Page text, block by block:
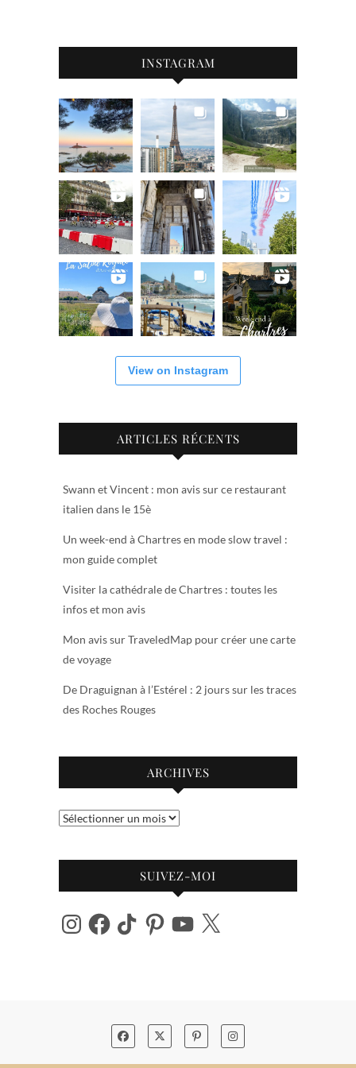
INSTAGRAM
View on Instagram
ARTICLES RÉCENTS
Swann et Vincent : mon avis sur ce restaurant
italien dans le 15è
Un week-end à Chartres en mode slow travel :
mon guide complet
Visiter la cathédrale de Chartres : toutes les
infos et mon avis
Mon avis sur TraveledMap pour créer une carte
de voyage
De Draguignan à l’Estérel : 2 jours sur les traces
des Roches Rouges
ARCHIVES
Archives
SUIVEZ-MOI
InstagramFacebook
TikTok PinterestYouTube
X